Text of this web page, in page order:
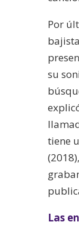
Por
su
tiene
Las